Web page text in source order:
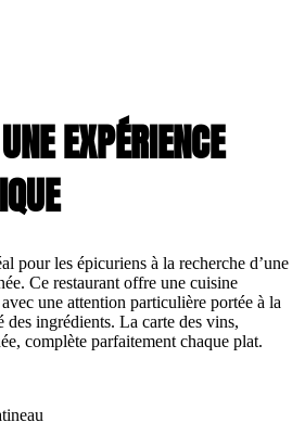
EXPÉRIENCE
pour les épicuriens à la recherche d’une
Ce restaurant offre une cuisine
une attention particulière portée à la
des ingrédients. La carte des vins,
complète parfaitement chaque plat.